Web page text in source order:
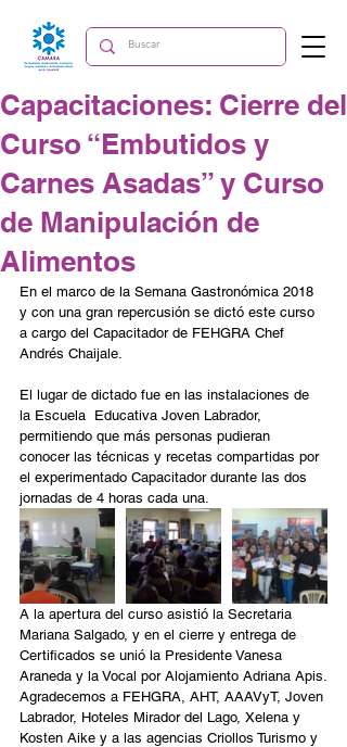
Capacitaciones: Cierre del
Curso “Embutidos y
Carnes Asadas” y Curso
de Manipulación de
Alimentos
En el marco de la Semana Gastronómica 2018
y con una gran repercusión se dictó este curso
a cargo del Capacitador de FEHGRA Chef
Andrés Chaijale.
El lugar de dictado fue en las instalaciones de
la Escuela  Educativa Joven Labrador,
permitiendo que más personas pudieran
conocer las técnicas y recetas compartidas por
el experimentado Capacitador durante las dos
jornadas de 4 horas cada una.
A la apertura del curso asistió la Secretaria
Mariana Salgado, y en el cierre y entrega de
Certificados se unió la Presidente Vanesa
Araneda y la Vocal por Alojamiento Adriana Apis.
Agradecemos a FEHGRA, AHT, AAAVyT, Joven
Labrador, Hoteles Mirador del Lago, Xelena y
Kosten Aike y a las agencias Criollos Turismo y